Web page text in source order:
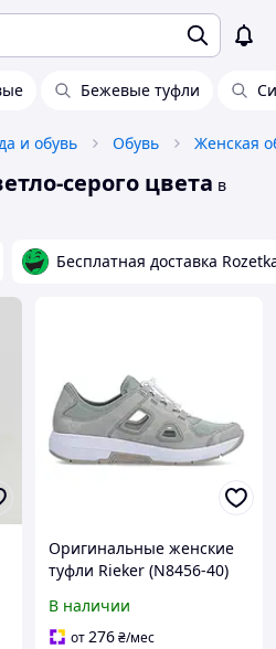
Бежевые туфли
и обувь Обувь Женская
серого цвета в
Бесплатная доставка
Оригинальные женские
туфли Rieker (N8456-40)
В наличии
от276₴/мес